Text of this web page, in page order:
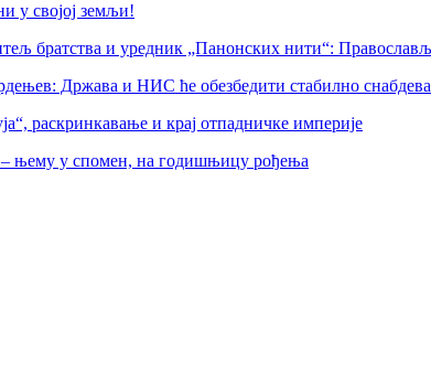
у својој земљи!
братства и уредник „Панонских нити“:
Држава и НИС ће обезбедити стабилно
раскринкавање и крај отпадничке империје
њему у спомен, на годишњицу рођења